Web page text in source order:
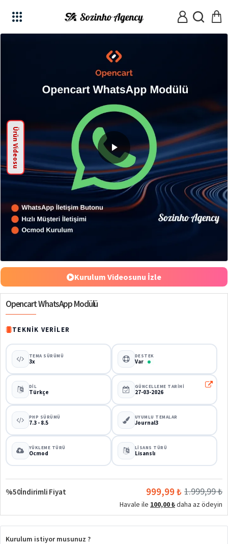
Ürün Videosu
%50
Kurulum Videosunu İzle
Opencart WhatsApp Modülü
TEKNIK VERILER
TEMA SÜRÜMÜ
3x
DESTEK
Var
DIL
Türkçe
GÜNCELLEME TARIHI
27-03-2026
PHP SÜRÜMÜ
7.3 - 8.5
UYUMLU TEMALAR
Journal3
YÜKLEME TÜRÜ
Ocmod
LISANS TÜRÜ
Lisanslı
İndirimli Fiyat
%50 999,99 ₺ 1.999,99 ₺
Havale ile 100,00 ₺daha az ödeyin
Kurulum istiyor musunuz ?